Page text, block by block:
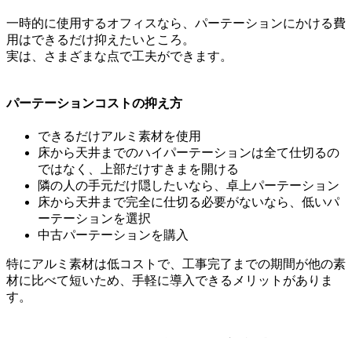
一時的に使用するオフィスなら、パーテーションにかける費
用はできるだけ抑えたいところ。
実は、さまざまな点で工夫ができます。
パーテーションコストの抑え方
できるだけアルミ素材を使用
床から天井までのハイパーテーションは全て仕切るの
ではなく、上部だけすきまを開ける
隣の人の手元だけ隠したいなら、卓上パーテーション
床から天井まで完全に仕切る必要がないなら、低いパ
ーテーションを選択
中古パーテーションを購入
特にアルミ素材は低コストで、工事完了までの期間が他の素
材に比べて短いため、手軽に導入できるメリットがありま
す。